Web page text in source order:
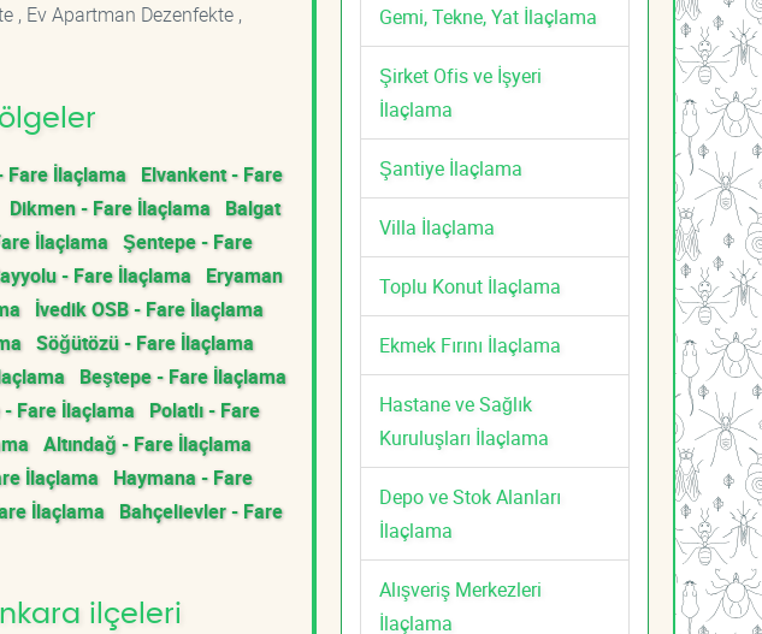
, Ev Apartman Dezenfekte ,
Fare İlaçlama Elvankent - Fare
Dikmen - Fare İlaçlama Balgat
İlaçlama Şentepe - Fare
- Fare İlaçlama Eryaman
İvedik OSB - Fare İlaçlama
Söğütözü - Fare İlaçlama
Beştepe - Fare İlaçlama
- Fare İlaçlama Polatlı - Fare
Altındağ - Fare İlaçlama
İlaçlama Haymana - Fare
İlaçlama Bahçelievler - Fare
ilçeleri
Gemi, Tekne, Yat İlaçlama
Şirket Ofis ve İşyeri
İlaçlama
Şantiye İlaçlama
Villa İlaçlama
Toplu Konut İlaçlama
Ekmek Fırını İlaçlama
Hastane ve Sağlık
Kuruluşları İlaçlama
Depo ve Stok Alanları
İlaçlama
Alışveriş Merkezleri
İlaçlama